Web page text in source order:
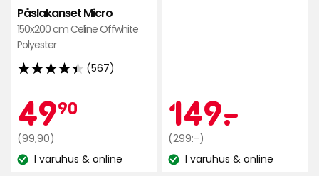
Påslakanset Micro
150x200 cm Celine Offwhite
Polyester
(567)
4.4
5
stjärnor
baserat
på
4990
kr
Ordinarie
pris
99,90
(99,90)
Lagersaldo:
I varuhus & online
149-
.
kr
Ordinarie
pris
299
(299:-)
Lagersaldo:
I varuhus & online